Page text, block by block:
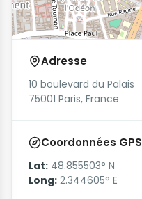
Adresse
10 boulevard du Palais
75001 Paris, France
Coordonnées GPS
Lat: 48.855503° N
Long: 2.344605° E